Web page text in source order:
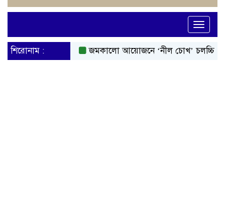
Toggle
শিরোনাম : জমকালো আয়োজনে ‘নীল চোখ’ চলচ্চিত্রের